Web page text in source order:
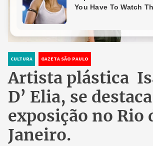
CULTURA GAZETA SÃO PAULO
Artista plástica
D’ Elia, se
exposição no Rio
Janeiro.